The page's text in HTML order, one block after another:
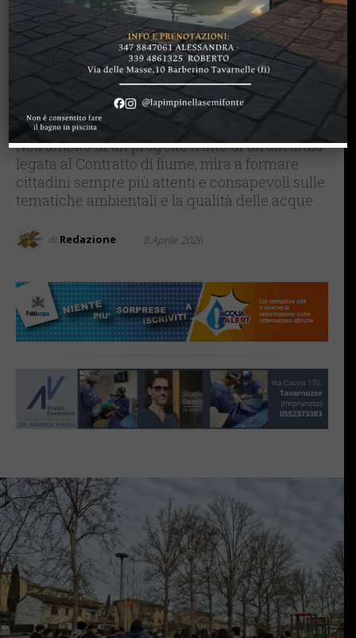
Gli studenti di Greve in
Chianti a scuola… lungo il
fiume: educazione,
didattica, ecologia
Nell'ambito di un progetto frutto di un'alleanza
legata al Contratto di fiume, mira a formare
cittadini sempre più attenti e consapevoli sulle
tematiche ambientali e la qualità delle acque
di Redazione 8 Aprile 2026